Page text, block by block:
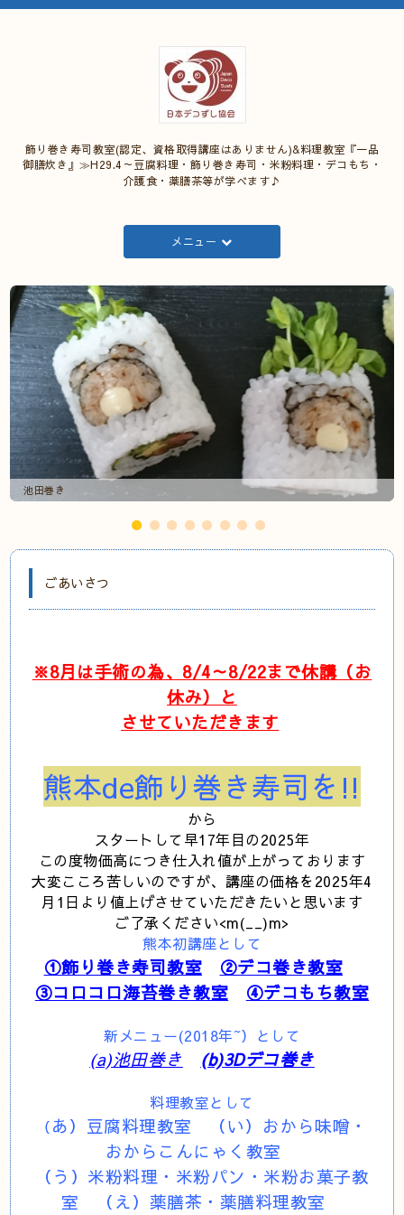
飾り巻き寿司教室(認定、資格取得講座はありません)&料理教室『一品
御膳炊き』≫H29.4～豆腐料理・飾り巻き寿司・米粉料理・デコもち・
介護食・薬膳茶等が学べます♪
メニュー
池田巻き
ごあいさつ
※8月は手術の為、8/4～8/22まで休講（お
休み）と
させていただきます
熊本de飾り巻き寿司を!!
から
スタートして早17年目の2025年
この度物価高につき仕入れ値が上がっております
大変こころ苦しいのですが、講座の価格を2025年4
月1日より値上げさせていただきたいと思います
ご了承ください<m(__)m>
熊本初講座として
①飾り巻き寿司教室
②デコ巻き教室
③コロコロ海苔巻き教室
④デコもち教室
新メニュー(2018年~）として
(a)池田巻き (b)3Dデコ巻き
料理教室として
（あ）豆腐料理教室 （い）おから味噌・
おからこんにゃく教室
（う）米粉料理・米粉パン・米粉お菓子教
室 （え）薬膳茶・薬膳料理教室